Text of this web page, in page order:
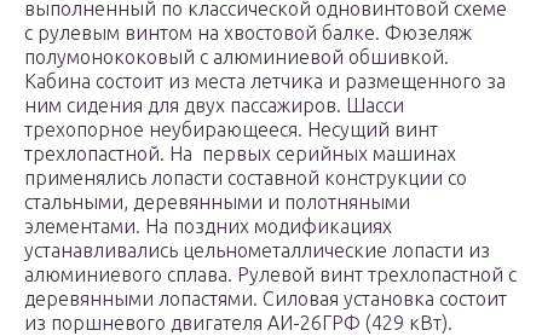
выполненный по классической одновинтовой схеме
с рулевым винтом на хвостовой балке. Фюзеляж
полумонококовый с алюминиевой обшивкой.
Кабина состоит из места летчика и размещенного за
ним сидения для двух пассажиров. Шасси
трехопорное неубирающееся. Несущий винт
трехлопастной. На первых серийных машинах
применялись лопасти составной конструкции со
стальными, деревянными и полотняными
элементами. На поздних модификациях
устанавливались цельнометаллические лопасти из
алюминиевого сплава. Рулевой винт трехлопастной с
деревянными лопастями. Силовая установка состоит
из поршневого двигателя АИ-26ГРФ (429 кВт).